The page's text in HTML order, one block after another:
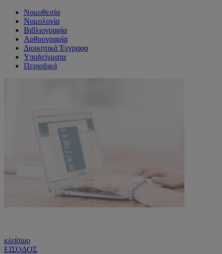
Νομοθεσία
Νομολογία
Βιβλιογραφία
Αρθρογραφία
Διοικητικά Έγγραφα
Υποδείγματα
Περιοδικά
κλείσιμο
ΕΙΣΟΔΟΣ